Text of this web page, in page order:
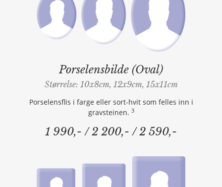
Porselensbilde (Oval)
Størrelse: 10x8cm, 12x9cm, 15x11cm
Porselensflis i farge eller sort-hvit som felles inn i
gravsteinen. 3
1 990,- / 2 200,- / 2 590,-